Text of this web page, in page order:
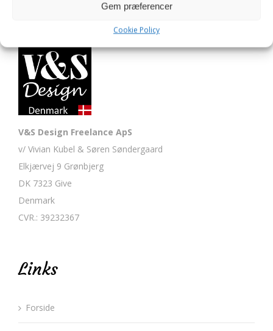
Gem præferencer
Cookie Policy
V&S Design Freelance ApS
v/ Vivian Kubel & Søren Søndergaard
Elkjærvej 9 Grønbjerg
DK 7323 Give
Denmark
CVR.: 39232367
Links
Forside